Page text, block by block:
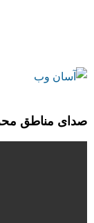
صدای مناطق